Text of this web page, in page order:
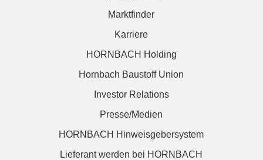
Marktfinder
Karriere
HORNBACH Holding
Hornbach Baustoff Union
Investor Relations
Presse/Medien
HORNBACH Hinweisgebersystem
Lieferant werden bei HORNBACH